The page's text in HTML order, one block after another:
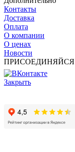
Контакты
Доставка
Оплата
О компании
О ценах
Новости
ПРИСОЕДИНЯЙСЯ
Закрыть